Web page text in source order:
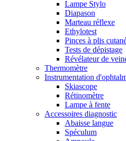
Lampe Stylo
Diapason
Marteau réflexe
Ethylotest
Pinces à plis
Tests de dépistage
Révélateur de
Thermomètre
Instrumentation
Skiascope
Rétinomètre
Lampe à fente
Accessoires diagnostic
Abaisse langue
Spéculum